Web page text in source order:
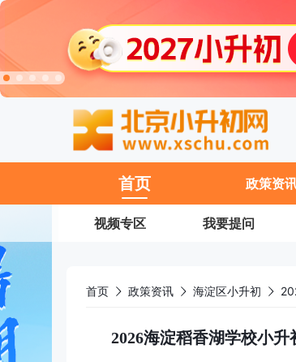
首页 政策资
视频专区 我要提问
首页 政策资讯 海淀区小升初
2026海淀稻香湖学校小